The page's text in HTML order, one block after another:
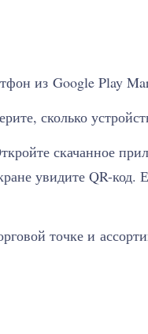
из Google Play
сколько
скачанное
увидите QR-
точке и